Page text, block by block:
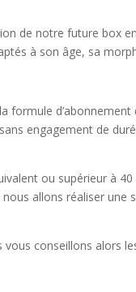
de notre future box
à son âge, sa
engagement de
ou supérieur à
allons réaliser une
conseillons alors